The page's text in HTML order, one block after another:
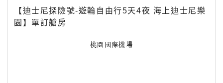
【迪士尼探險號-遊輪自由行5天4夜 海上迪士尼樂
園】單訂艙房
桃園國際機場